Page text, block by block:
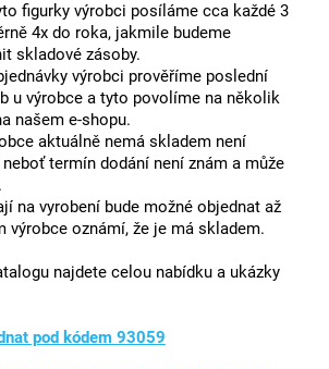
figurky výrobci posíláme cca každé 3
4x do roka, jakmile budeme
skladové zásoby.
výrobci prověříme poslední
u výrobce a tyto povolíme na několik
našem e-shopu.
aktuálně nemá skladem není
termín dodání není znám a může
na vyrobení bude možné objednat až
výrobce oznámí, že je má skladem.
najdete celou nabídku a ukázky
pod kódem 93059